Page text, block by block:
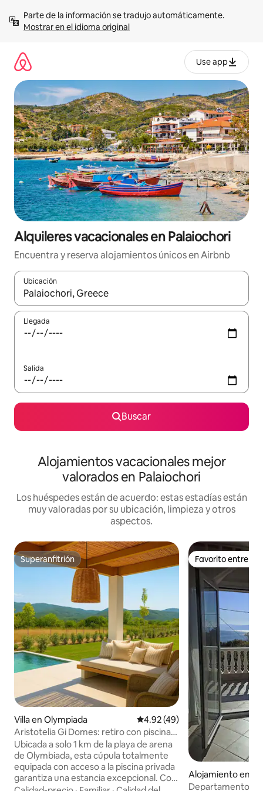
contenidoMostrar en el idioma original
Use app
Alquileres vacacionales en Palaiochori
Encuentra y reserva alojamientos únicos en Airbnb
Ubicación
Cuando los resultados estén disponibles, navega con las
Llegada
Salida
Buscar
Alojamientos vacacionales mejor
valorados en Palaiochori
Los huéspedes están de acuerdo: estas estadías están
muy valoradas por su ubicación, limpieza y otros
aspectos.
Superanfitrión
Superanfitrión
Villa en Olympiada Calificación promedio: 4.92 de
4.92 (49)
Aristotelia Gi Domes: retiro con piscina
privada de lujo
Ubicada a solo 1 km de la playa de arena
de Olymbiada, esta cúpula totalmente
equipada con acceso a la piscina privada
garantiza una estancia excepcional. Con
Favorito entre
Favorito entre
Alojamiento en
rdilion
Departamento